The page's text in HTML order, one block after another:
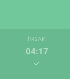
İMSAK
04:17